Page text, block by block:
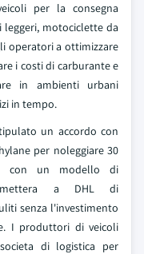
per la consegna
motociclette da
operatori a ottimizzare
i costi di carburante e
in ambienti urbani
in tempo.
un accordo con
per noleggiare 30
con un modello di
a DHL di
senza l'investimento
I produttori di veicoli
di logistica per